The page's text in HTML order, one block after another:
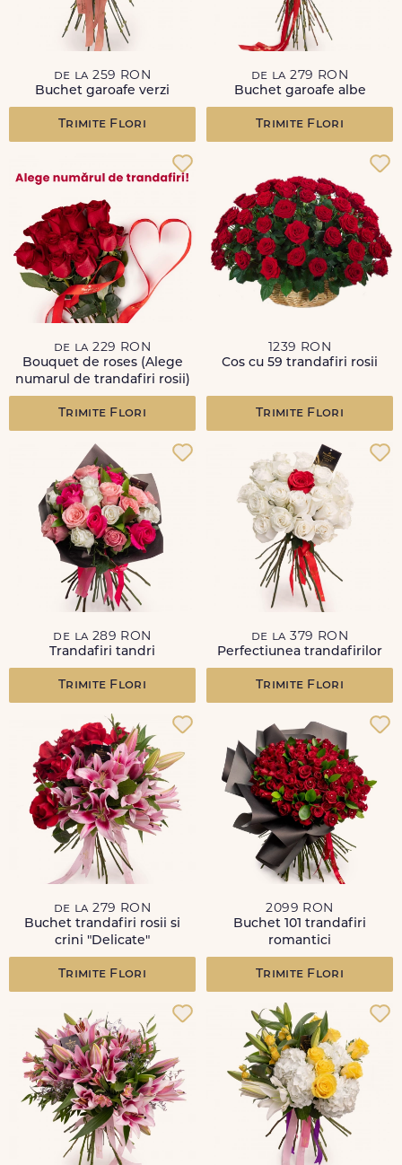
de la 259 RON
Buchet garoafe verzi
Trimite Flori
de la 279 RON
Buchet garoafe albe
Trimite Flori
de la 229 RON
Bouquet de roses (Alege
numarul de trandafiri rosii)
Trimite Flori
1239 RON
Cos cu 59 trandafiri rosii
Trimite Flori
de la 289 RON
Trandafiri tandri
Trimite Flori
de la 379 RON
Perfectiunea trandafirilor
Trimite Flori
de la 279 RON
Buchet trandafiri rosii si
crini "Delicate"
Trimite Flori
2099 RON
Buchet 101 trandafiri
romantici
Trimite Flori